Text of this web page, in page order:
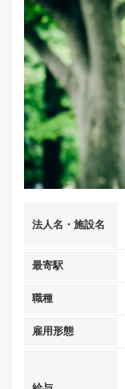
法人名・施設名
最寄駅
職種
雇用形態